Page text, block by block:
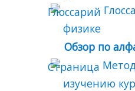
физике
Обзор по
изучению